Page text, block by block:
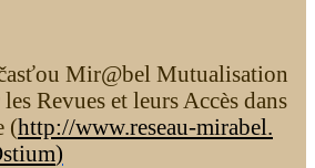
Mir@bel Mutualisation
Revues et leurs Accès dans
(http://www.reseau-mirabel.
)